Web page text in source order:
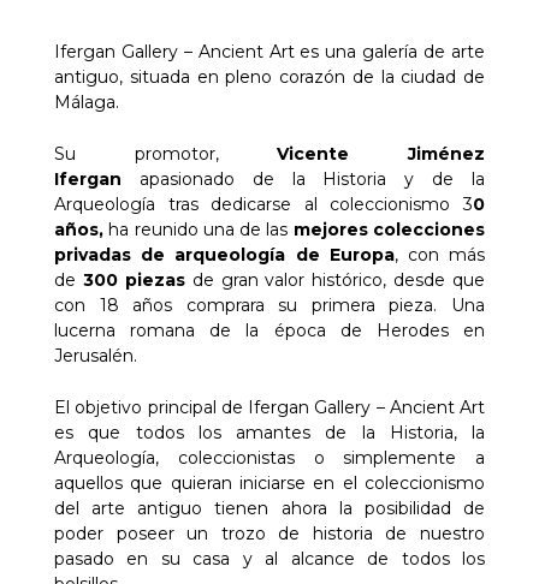
Ifergan Gallery – Ancient Art es una galería de arte
antiguo, situada en pleno corazón de la ciudad de
Málaga.
Su promotor,Vicente Jiménez
Ifergan apasionado de la Historia y de la
Arqueología tras dedicarse al coleccionismo 30
años,ha reunido una de las mejores colecciones
privadas de arqueología de Europa, con más
de 300 piezasde gran valor histórico, desde que
con 18 años comprara su primera pieza. Una
lucerna romana de la época de Herodes en
Jerusalén.
El objetivo principal de Ifergan Gallery – Ancient Art
es que todos los amantes de la Historia, la
Arqueología, coleccionistas o simplemente a
aquellos que quieran iniciarse en el coleccionismo
del arte antiguo tienen ahora la posibilidad de
poder poseer un trozo de historia de nuestro
pasado en su casa y al alcance de todos los